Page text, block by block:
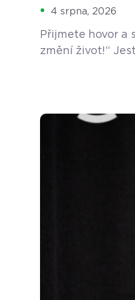
4 srpna, 2026
Přijmete hovor a
změní život!“